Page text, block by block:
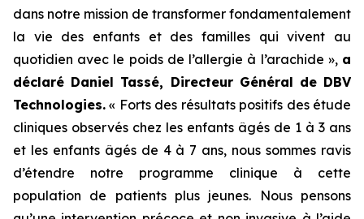
dans notre mission de transformer fondamentalement
la vie des enfants et des familles qui vivent au
quotidien avec le poids de l’allergie à l’arachide », a
déclaré Daniel Tassé, Directeur Général de DBV
Technologies. « Forts des résultats positifs des étude
cliniques observés chez les enfants âgés de 1 à 3 ans
et les enfants âgés de 4 à 7 ans, nous sommes ravis
d’étendre notre programme clinique à cette
population de patients plus jeunes. Nous pensons